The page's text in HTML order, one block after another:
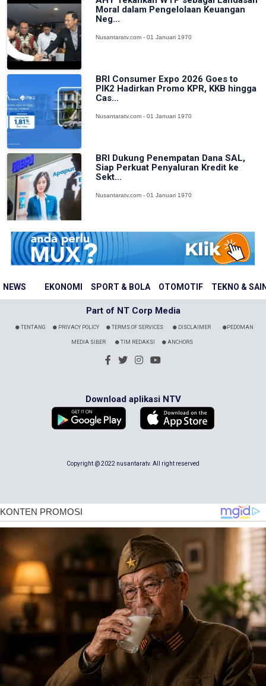
NEWS EKONOMI SPORT & BOLA OTOMOTIF TEKNO &
Moral dalam Pengelolaan Keuangan
Neg...
Nusantaratv.com - 01 Januari 1970
BRI Consumer Expo 2026 Goes to
PIK2 Hadirkan Promo KPR, KKB hingga
Cas...
Nusantaratv.com - 01 Januari 1970
BRI Dukung Penempatan Dana SAL,
Siap Perkuat Penyaluran Kredit ke
Sekt...
Nusantaratv.com - 01 Januari 1970
Part of NT Corp Media
TENTANG PRIVACY POLICY TERMS OF SERVICES DISCLAIMER PEDOMAN
MEDIA SIBER TIM REDAKSI ANCHORS
Download aplikasi NTV
Copyright @ 2022 nusantaratv. All right reserved